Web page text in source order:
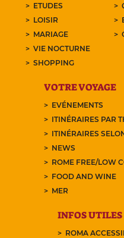
ETUDES
LOISIR
MARIAGE
VIE NOCTURNE
SHOPPING
VOTRE VOYAGE
EVÉNEMENTS
ITINÉRAIRES PAR
ITINÉRAIRES
NEWS
ROME FREE/LOW
FOOD AND WINE
MER
INFOS UTILES
ROMA